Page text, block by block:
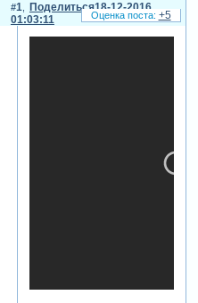
Поделиться
1
18-12-2016
01:03:11
+5